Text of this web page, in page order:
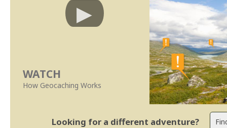
WATCH
How Geocaching Works
Looking for a different adventure?